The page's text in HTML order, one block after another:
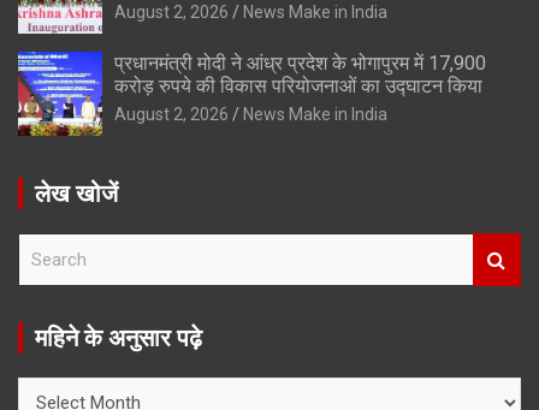
August 2, 2026 News Make in India
प्रधानमंत्री मोदी ने आंध्र प्रदेश के भोगापुरम में 17,900
करोड़ रुपये की विकास परियोजनाओं का उद्घाटन किया
August 2, 2026 News Make in India
लेख खोजें
r
महिने के अनुसार पढ़े